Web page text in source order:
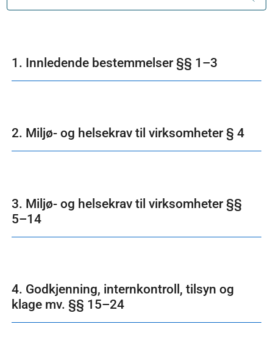
1. Innledende bestemmelser §§ 1–3
2. Miljø- og helsekrav til virksomheter § 4
3. Miljø- og helsekrav til virksomheter §§
5–14
4. Godkjenning, internkontroll, tilsyn og
klage mv. §§ 15–24